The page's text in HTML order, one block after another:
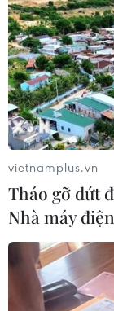
TIN LIÊN
vietnamplus.vn
Tháo gỡ dứt
Nhà máy